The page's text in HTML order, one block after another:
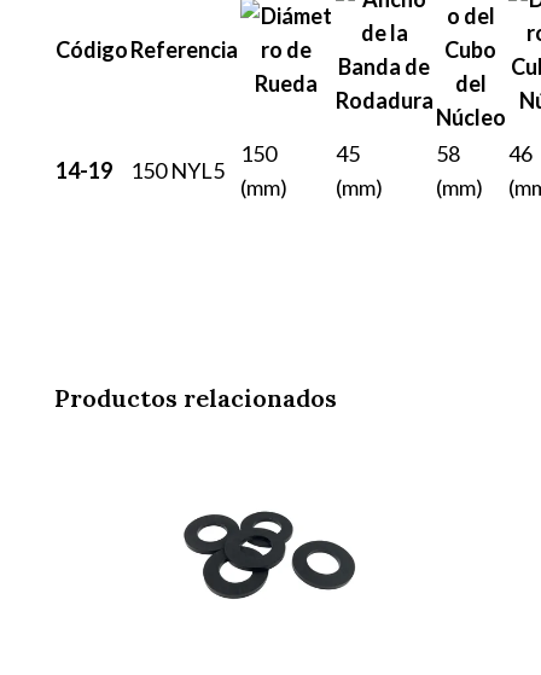
CódigoReferencia
14-19 150 NYL5
150
(mm)
45
(mm)
58
(mm)
46
Productos relacionados